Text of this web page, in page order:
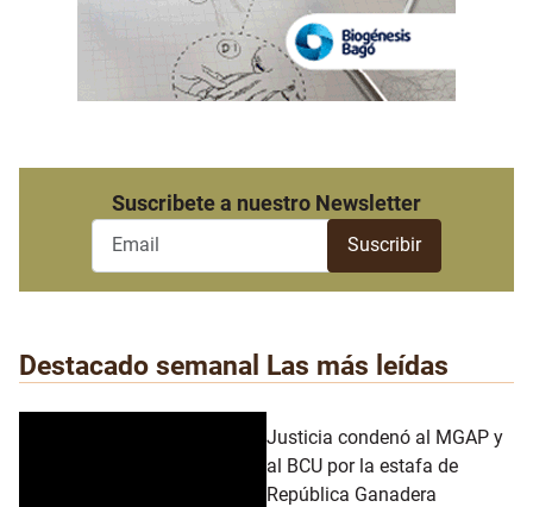
Suscribete a nuestro Newsletter
Destacado semanal Las más leídas
Justicia condenó al MGAP y
al BCU por la estafa de
República Ganadera